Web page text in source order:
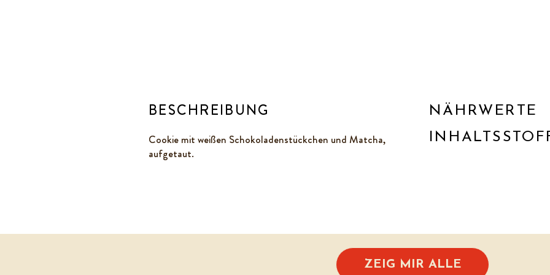
BESCHREIBUNG
Cookie mit weißen Schokoladenstückchen und Matcha,
aufgetaut.
NÄHRWERTE
ZEIG MIR ALLE